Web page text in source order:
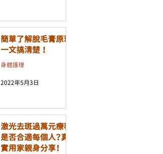
簡單了解脫毛膏原理
一文搞清楚 ！
身體護理
2022年5月3日
激光去斑過萬元療程
是否合適每個人？真
實用家親身分享！